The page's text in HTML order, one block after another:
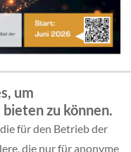
um
zu können.
für den Betrieb der
die nur für anonyme